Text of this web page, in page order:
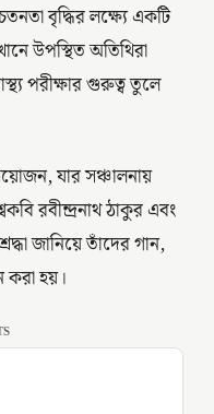
বৃদ্ধির লক্ষ্যে একটি
উপস্থিত অতিথিরা
পরীক্ষার গুরুত্ব তুলে
যার সঞ্চালনায়
রবীন্দ্রনাথ ঠাকুর এবং
জানিয়ে তাঁদের গান,
করা হয়।